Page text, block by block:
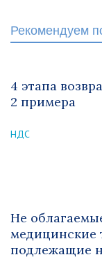
Рекомендуем
4 этапа
2 примера
НДС
Не
медицинские
подлежащие